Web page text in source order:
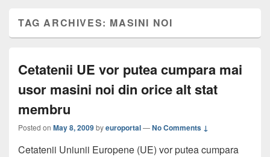
TAG ARCHIVES: MASINI NOI
Cetatenii UE vor putea cumpara mai
usor masini noi din orice alt stat
membru
Posted on May 8, 2009byeuroportal—No Comments ↓
Cetatenii Uniunii Europene (UE) vor putea cumpara